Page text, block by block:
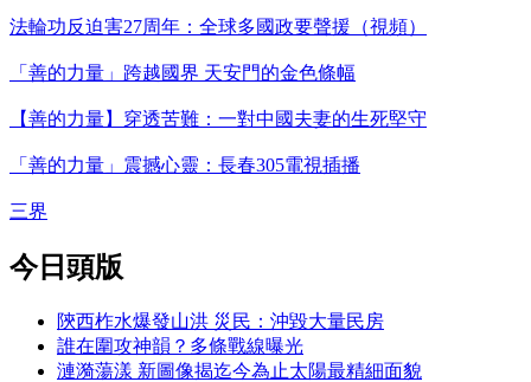
法輪功反迫害27周年：全球多國政要聲援（視頻）
「善的力量」跨越國界 天安門的金色條幅
【善的力量】穿透苦難：一對中國夫妻的生死堅守
「善的力量」震撼心靈：長春305電視插播
三界
今日頭版
陝西柞水爆發山洪 災民：沖毀大量民房
誰在圍攻神韻？多條戰線曝光
漣漪蕩漾 新圖像揭迄今為止太陽最精細面貌